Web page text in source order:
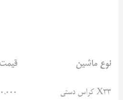
نوع ماشین
X33 کراس دستی